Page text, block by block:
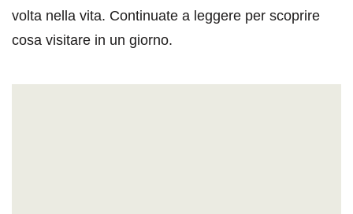
volta nella vita. Continuate a leggere per scoprire
cosa visitare in un giorno.